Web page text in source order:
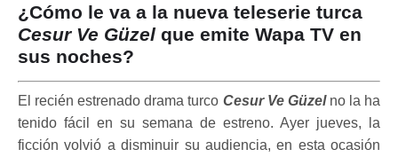
¿Cómo le va a la nueva teleserie turca
Cesur Ve Güzel que emite Wapa TV en
sus noches?
El recién estrenado drama turco Cesur Ve Güzel no la ha
tenido fácil en su semana de estreno. Ayer jueves, la
ficción volvió a disminuir su audiencia, en esta ocasión